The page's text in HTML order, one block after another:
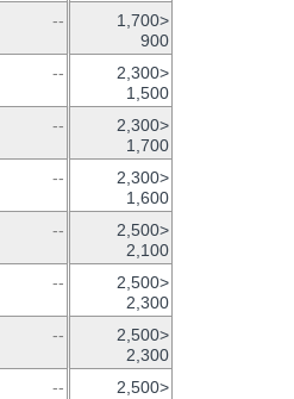
--
1,700>
900
--
2,300>
1,500
--
2,300>
1,700
--
2,300>
1,600
--
2,500>
2,100
--
2,500>
2,300
--
2,500>
2,300
--
2,500>